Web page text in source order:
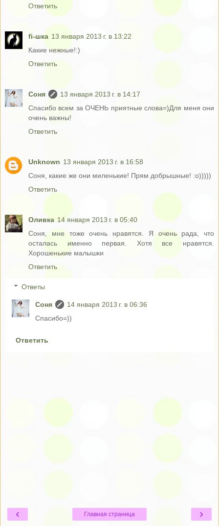
Ответить
fi-шка 13 января 2013 г. в 13:22
Какие нежные!:)
Ответить
Соня
13 января 2013 г. в 14:17
Спасибо всем за ОЧЕНЬ приятные слова=)Для меня они
очень важны!
Ответить
Unknown 13 января 2013 г. в 16:58
Соня, какие же они миленькие! Прям добрышные! :о)))))
Ответить
Оливка 14 января 2013 г. в 05:40
Соня, мне тоже очень нравятся. Я очень рада, что
осталась именно первая. Хотя все нравятся.
Хорошенькие малышки
Ответить
Ответы
Соня
14 января 2013 г. в 06:36
Спасибо=))
Ответить
‹ ›
Главная страница